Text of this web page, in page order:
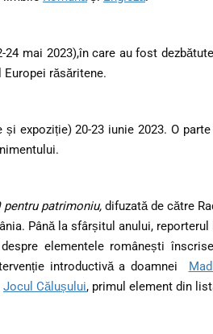
24 mai 2023),în care au fost
răsăritene.
expoziție) 20-23 iunie 2023. O
pentru patrimoniu, difuzată de către
Până la sfârșitul anului, reporterul
elementele românești
introductivă a doamnei
Jocul Călușului, primul element din